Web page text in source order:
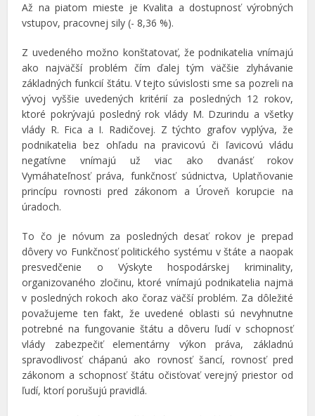
Až na piatom mieste je Kvalita a dostupnosť výrobných
vstupov, pracovnej sily (- 8,36 %).
Z uvedeného možno konštatovať, že podnikatelia vnímajú
ako najväčší problém čím ďalej tým väčšie zlyhávanie
základných funkcií štátu. V tejto súvislosti sme sa pozreli na
vývoj vyššie uvedených kritérií za posledných 12 rokov,
ktoré pokrývajú posledný rok vlády M. Dzurindu a všetky
vlády R. Fica a I. Radičovej. Z týchto grafov vyplýva, že
podnikatelia bez ohľadu na pravicovú či ľavicovú vládu
negatívne vnímajú už viac ako dvanásť rokov
Vymáhateľnosť práva, funkčnosť súdnictva, Uplatňovanie
princípu rovnosti pred zákonom a Úroveň korupcie na
úradoch.
To čo je nóvum za posledných desať rokov je prepad
dôvery vo Funkčnosť politického systému v štáte a naopak
presvedčenie o Výskyte hospodárskej kriminality,
organizovaného zločinu, ktoré vnímajú podnikatelia najmä
v posledných rokoch ako čoraz väčší problém. Za dôležité
považujeme ten fakt, že uvedené oblasti sú nevyhnutne
potrebné na fungovanie štátu a dôveru ľudí v schopnosť
vlády zabezpečiť elementárny výkon práva, základnú
spravodlivosť chápanú ako rovnosť šancí, rovnosť pred
zákonom a schopnosť štátu očisťovať verejný priestor od
ľudí, ktorí porušujú pravidlá.